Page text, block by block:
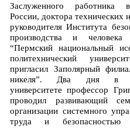
Заслуженного работника
России, доктора технических
руководителя Института
производства и
“Пермский национальный
политехнический
пригласил Заполярный
никеля”. Два дня в
университете профессор
проводил развивающий
организации системного
труда и безопасностью